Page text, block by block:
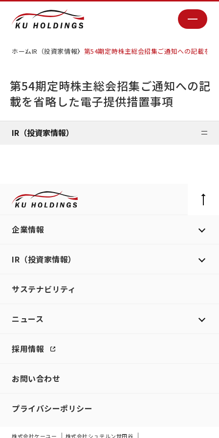
ホームIR（投資家情報） 第54期定時株主総会招集ご通知への記載を
第54期定時株主総会招集ご通知への記
載を省略した電子提供措置事項
IR（投資家情報）
企業情報
IR（投資家情報）
サステナビリティ
ニュース
採用情報
お問い合わせ
プライバシーポリシー
株式会社ケーユー 株式会社シュテルン世田谷